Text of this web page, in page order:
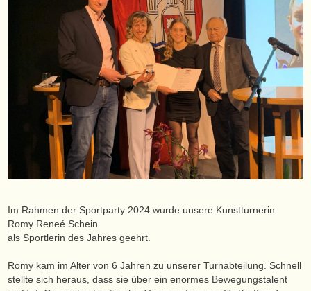
Im Rahmen der Sportparty 2024 wurde unsere Kunstturnerin
Romy Reneé Schein
als Sportlerin des Jahres geehrt.
Romy kam im Alter von 6 Jahren zu unserer Turnabteilung. Schnell
stellte sich heraus, dass sie über ein enormes Bewegungstalent